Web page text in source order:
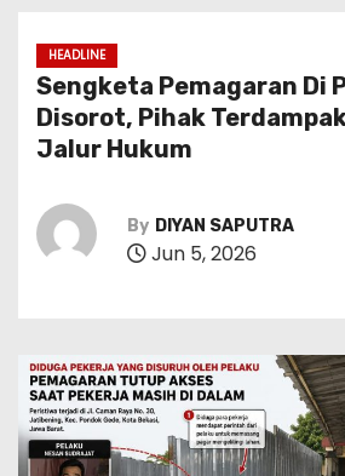
HEADLINE
Sengketa Pemagaran Di
Disorot, Pihak
Jalur Hukum
By DIYAN SAPUTRA
Jun 5, 2026